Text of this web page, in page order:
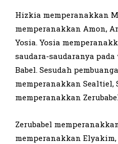
Hizkia memperanakkan
memperanakkan Amon,
Yosia. Yosia
saudara-saudaranya
Babel. Sesudah
memperanakkan Sealtiel,
memperanakkan
Zerubabel
memperanakkan